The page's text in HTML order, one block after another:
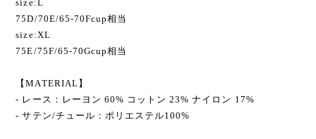
size:L
75D/70E/65-70Fcup相当
size:XL
75E/75F/65-70Gcup相当
【MATERIAL】
- レース：レーヨン 60% コットン 23% ナイロン 17%
- サテン/チュール：ポリエステル100%